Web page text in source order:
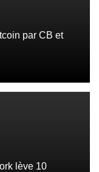
par CB et
lève 10